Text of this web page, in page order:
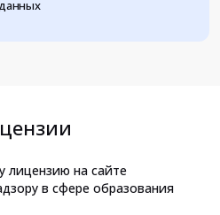
лицензию на сайте
в сфере образования